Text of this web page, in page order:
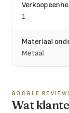
1
Materiaal
Metaal
GOOGLE
Wat